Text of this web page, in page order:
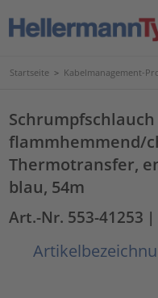
Startseite > Kabelmanagement-
flammhemmend/
Thermotransfer,
blau, 54m
Art.-Nr. 553-41253 |